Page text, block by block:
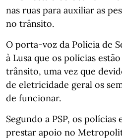
nas ruas para auxiliar as
no trânsito.
O porta-voz da Polícia de
à Lusa que os polícias
trânsito, uma vez que
de eletricidade geral os
de funcionar.
Segundo a PSP, os polícias
prestar apoio no